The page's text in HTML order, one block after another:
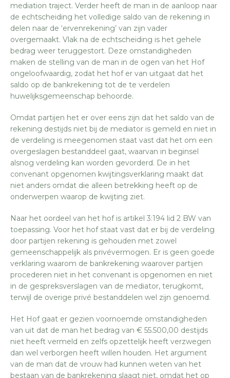
mediation traject. Verder heeft de man in de aanloop naar
de echtscheiding het volledige saldo van de rekening in
delen naar de ‘ervenrekening’ van zijn vader
overgemaakt. Vlak na de echtscheiding is het gehele
bedrag weer teruggestort. Deze omstandigheden
maken de stelling van de man in de ogen van het Hof
ongeloofwaardig, zodat het hof er van uitgaat dat het
saldo op de bankrekening tot de te verdelen
huwelijksgemeenschap behoorde.
Omdat partijen het er over eens zijn dat het saldo van de
rekening destijds niet bij de mediator is gemeld en niet in
de verdeling is meegenomen staat vast dat het om een
overgeslagen bestanddeel gaat, waarvan in beginsel
alsnog verdeling kan worden gevorderd. De in het
convenant opgenomen kwijtingsverklaring maakt dat
niet anders omdat die alleen betrekking heeft op de
onderwerpen waarop de kwijting ziet.
Naar het oordeel van het hof is artikel 3:194 lid 2 BW van
toepassing. Voor het hof staat vast dat er bij de verdeling
door partijen rekening is gehouden met zowel
gemeenschappelijk als privévermogen. Er is geen goede
verklaring waarom de bankrekening waarover partijen
procederen niet in het convenant is opgenomen en niet
in de gespreksverslagen van de mediator, terugkomt,
terwijl de overige privé bestanddelen wel zijn genoemd.
Het Hof gaat er gezien voornoemde omstandigheden
van uit dat de man het bedrag van € 55.500,00 destijds
niet heeft vermeld en zelfs opzettelijk heeft verzwegen
dan wel verborgen heeft willen houden. Het argument
van de man dat de vrouw had kunnen weten van het
bestaan van de bankrekening slaagt niet, omdat het op